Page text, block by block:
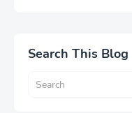
Search This Blog